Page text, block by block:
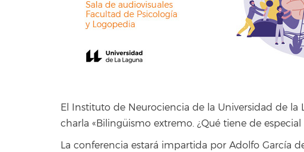
El Instituto de Neurociencia de la Universidad de la
charla «Bilingüismo extremo. ¿Qué tiene de
La conferencia estará impartida por Adolfo García